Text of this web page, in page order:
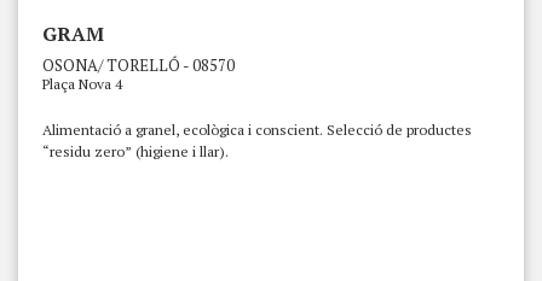
GRAM
OSONA/ TORELLÓ - 08570
Plaça Nova 4
Alimentació a granel, ecològica i conscient. Selecció de productes
“residu zero” (higiene i llar).